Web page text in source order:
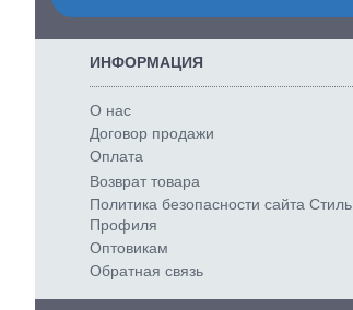
ИНФОРМАЦИЯ
О нас
Договор продажи
Оплата
Возврат товара
Политика безопасности сайта Стиль
Профиля
Оптовикам
Обратная связь